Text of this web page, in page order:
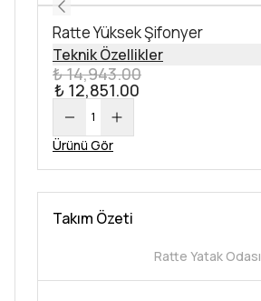
Ratte Yüksek Şifonyer
Teknik Özellikler
₺ 14,943.00
₺ 12,851.00
1
Ürünü Gör
Takım Özeti
Ratte Yatak Odası